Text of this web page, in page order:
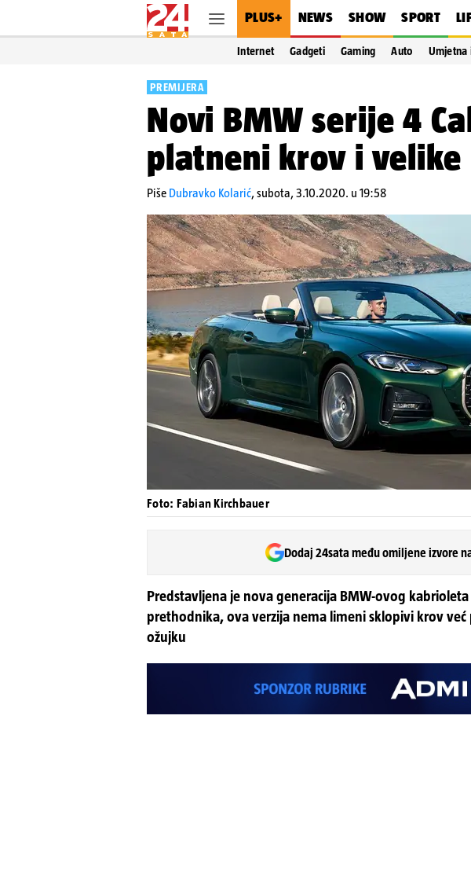
PLUS+ NEWS SHOW SPORT
Internet Gadgeti Gaming Auto Umjetna
PREMIJERA
Novi BMW serije 4
platneni krov i
Piše Dubravko Kolarić,subota, 3.10.2020. u 19:58
Foto: Fabian Kirchbauer
Dodaj 24sata među omiljene izvore
Predstavljena je nova generacija BMW-ovog
prethodnika, ova verzija nema limeni sklopivi krov
ožujku